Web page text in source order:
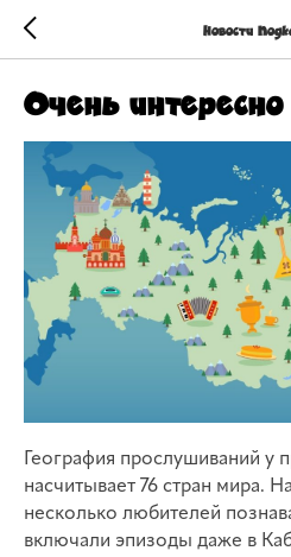
Новости
Очень
География прослушиваний у
насчитывает 76 стран мира.
несколько любителей
включали эпизоды даже в